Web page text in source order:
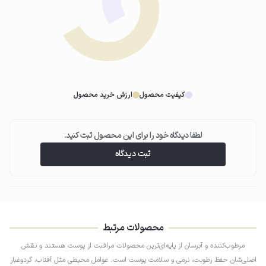
احساس شادابی داشته باشد. درنهایت، این سه ماده به افزایش سطح رطوبت و تقویت
سد پوستی شما کمک شایانی می‌کنند. آلانتوئین و دکسپانتنول (ضدالتهاب و تقویت
سیستم دفاعی پوست): آلانتوئین به دلیل خواص تسکین‌دهندگی و التیام‌بخشی در
لوسیون بدن برند ادورامکس استفاده شده است. درواقع این ماده به تکثیر سلولی و
شناخته می‌شود نیز یک ماده التیام‌بخش است و به تسریع روند بهبود طبیعی پوست
هم آلانتوئین و هم دکسپانتنول دارای خواص آب‌رسانی عمیق و تقویت‌کنندگی سد
پوستی هستند. الاستومر (بافت ابریشمی): یکی از مزایای مهم استفاده مداوم از لوسیون
بدن ادورامکس، ایجاد بافتی ابریشمی بر روی پوست است. این لوسیون به‌واسطه داشتن
کمک و از پوست در برابر عوامل محیطی محافظت می‌کند. لیکوئید گُلد یا طلای مایع
(ضد چروک): یکی از ویژگی‌های مهمی که لوسیون بدن ادورامکس را از سایر لوسیون‌های
موجود در بازار متمایز می‌کند، ضد چروک بودن آن است! این محصول حاوی ترکیب
کیفیت محصول ارزش خرید محصول
لطفا دیدگاه خود را برای این محصول ثبت کنید.
ثبت دیدگاه
محصولات مرتبط
مرطوب‌کننده و آبرسان از پایه‌ای‌ترین محصولات مراقبت از پوست هستند و نقش
اصلی‌شان حفظ رطوبت، نرمی و سلامت پوست است. عوامل محیطی مثل آفتاب، گردوغبار